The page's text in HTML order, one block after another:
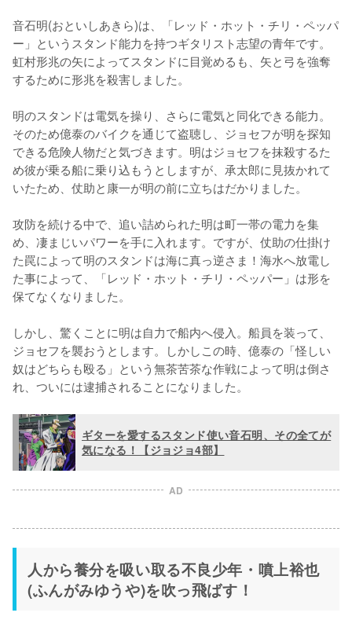
音石明(おといしあきら)は、「レッド・ホット・チリ・ペッパ
ー」というスタンド能力を持つギタリスト志望の青年です。
虹村形兆の矢によってスタンドに目覚めるも、矢と弓を強奪
するために形兆を殺害しました。
明のスタンドは電気を操り、さらに電気と同化できる能力。
そのため億泰のバイクを通じて盗聴し、ジョセフが明を探知
できる危険人物だと気づきます。明はジョセフを抹殺するた
め彼が乗る船に乗り込もうとしますが、承太郎に見抜かれて
いたため、仗助と康一が明の前に立ちはだかりました。
攻防を続ける中で、追い詰められた明は町一帯の電力を集
め、凄まじいパワーを手に入れます。ですが、仗助の仕掛け
た罠によって明のスタンドは海に真っ逆さま！海水へ放電し
た事によって、「レッド・ホット・チリ・ペッパー」は形を
保てなくなりました。
しかし、驚くことに明は自力で船内へ侵入。船員を装って、
ジョセフを襲おうとします。しかしこの時、億泰の「怪しい
奴はどちらも殴る」という無茶苦茶な作戦によって明は倒さ
れ、ついには逮捕されることになりました。
ギターを愛するスタンド使い音石明、その全てが
気になる！【ジョジョ4部】
AD
人から養分を吸い取る不良少年・噴上裕也
(ふんがみゆうや)を吹っ飛ばす！